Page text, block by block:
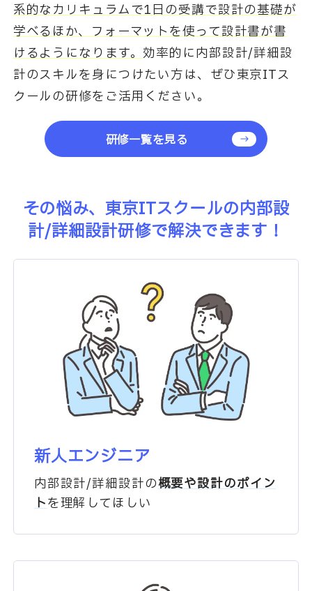
系的なカリキュラムで1日の受講で設計の基礎が
学べるほか、フォーマットを使って設計書が書
けるようになります。効率的に内部設計/詳細設
計のスキルを身につけたい方は、ぜひ東京ITス
クールの研修をご活用ください。
研修一覧を見る
その悩み、東京ITスクールの内部設
計/詳細設計研修で解決できます！
新人エンジニア
内部設計/詳細設計の概要や設計のポイン
トを理解してほしい